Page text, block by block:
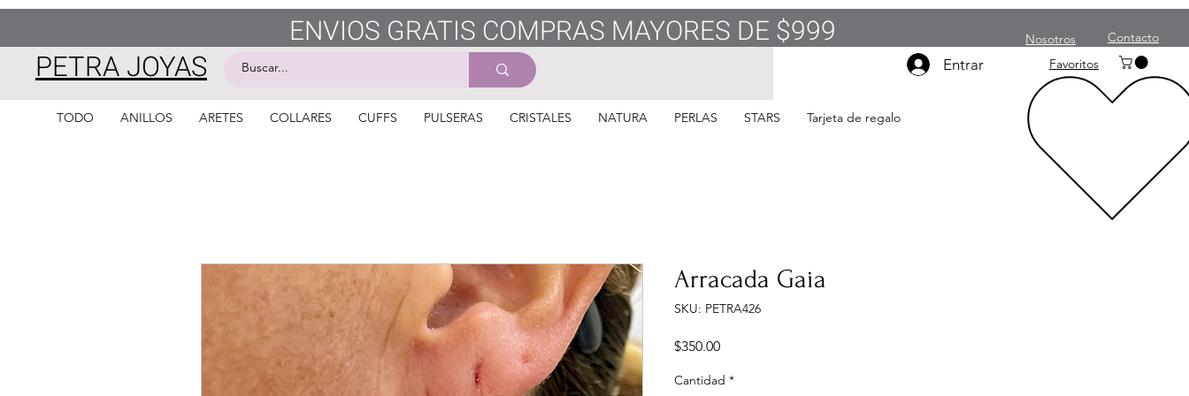
ENVIOS GRATIS COMPRAS MAYORES DE $999 Nosotros Contacto
PETRA JOYAS Entrar Favoritos
TODO ANILLOS ARETES COLLARES CUFFS PULSERAS CRISTALES NATURA PERLAS STARS Tarjeta de regalo
Arracada Gaia
SKU: PETRA426
$350.00Precio
Cantidad *